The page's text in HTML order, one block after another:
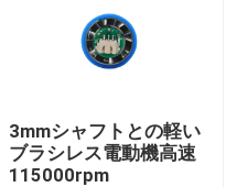
3mmシャフトとの軽い
ブラシレス電動機高速
115000rpm